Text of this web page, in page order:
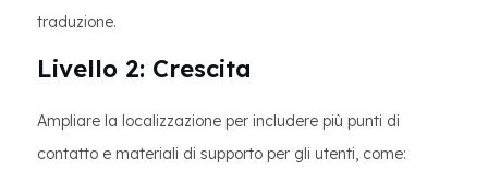
traduzione.
Livello 2: Crescita
Ampliare la localizzazione per includere più punti di
contatto e materiali di supporto per gli utenti, come: